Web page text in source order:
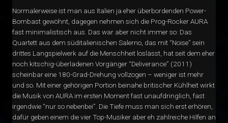
Normalerweise ist man aus Italien ja eher überbordenden Power-
Bombast gewöhnt, dagegen nehmen sich die Prog-Rocker AURA
fast minimalistisch aus. Das war aber nicht immer so: Das
Quartett aus dem süditalienischen Salerno, das mit “Noise” sein
drittes Langspielwerk auf die Menschheit loslässt, hat seit dem eher
noch kitschig-überladenen Vorgänger “Deliverance” (2011)
scheinbar eine 180-Grad-Drehung vollzogen – weniger ist mehr
und so. Mit einer gehörigen Portion beinahe britischer Kühlheit wirkt
die Musik von AURA im ersten Moment fast unaufdringlich, fast
irgendwie “nur so nebenbei”. Die Tiefe muss man sich erst erhören,
dafür geben einem die vier Top-Musiker aber eh zahlreiche Hilfen an